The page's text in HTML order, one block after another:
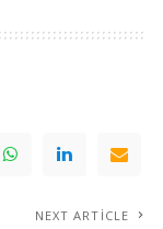
NEXT ARTICLE